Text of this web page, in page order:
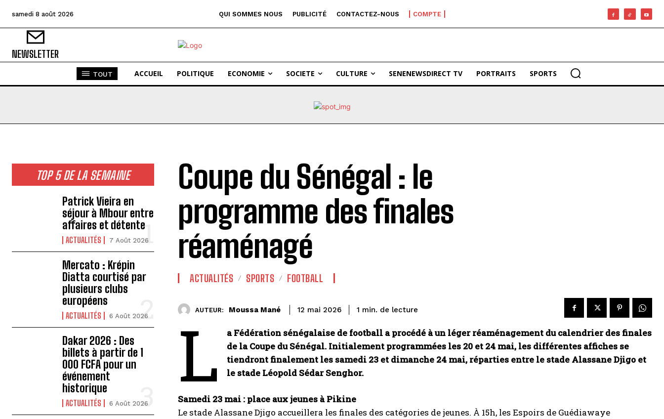
samedi 8 août 2026 QUI SOMMES NOUS PUBLICITÉ CONTACTEZ-NOUS COMPTE
NEWSLETTER
TOUT ACCUEIL POLITIQUE ECONOMIE SOCIETE CULTURE SENENEWSDIRECT TV PORTRAITS SPORTS
TOP 5 DE LA SEMAINE
Patrick Vieira en
séjour à Mbour entre
affaires et détente
ACTUALITÉS 7 Août 2026
Mercato : Krépin
Diatta courtisé par
plusieurs clubs
européens
ACTUALITÉS 6 Août 2026
Dakar 2026 : Des
billets à partir de 1
000 FCFA pour un
événement
historique
ACTUALITÉS 6 Août 2026
Coupe du Sénégal : le
programme des finales
réaménagé
ACTUALITÉS SPORTS FOOTBALL
AUTEUR: Moussa Mané 12 mai 2026 1 min. de lecture
L
a Fédération sénégalaise de football a procédé à un léger réaménagement du calendrier des finales
de la Coupe du Sénégal. Initialement programmées les 20 et 24 mai, les différentes affiches se
tiendront finalement les samedi 23 et dimanche 24 mai, réparties entre le stade Alassane Djigo et
le stade Léopold Sédar Senghor.
Samedi 23 mai : place aux jeunes à Pikine
Le stade Alassane Djigo accueillera les finales des catégories de jeunes. À 15h, les Espoirs de Guédiawaye